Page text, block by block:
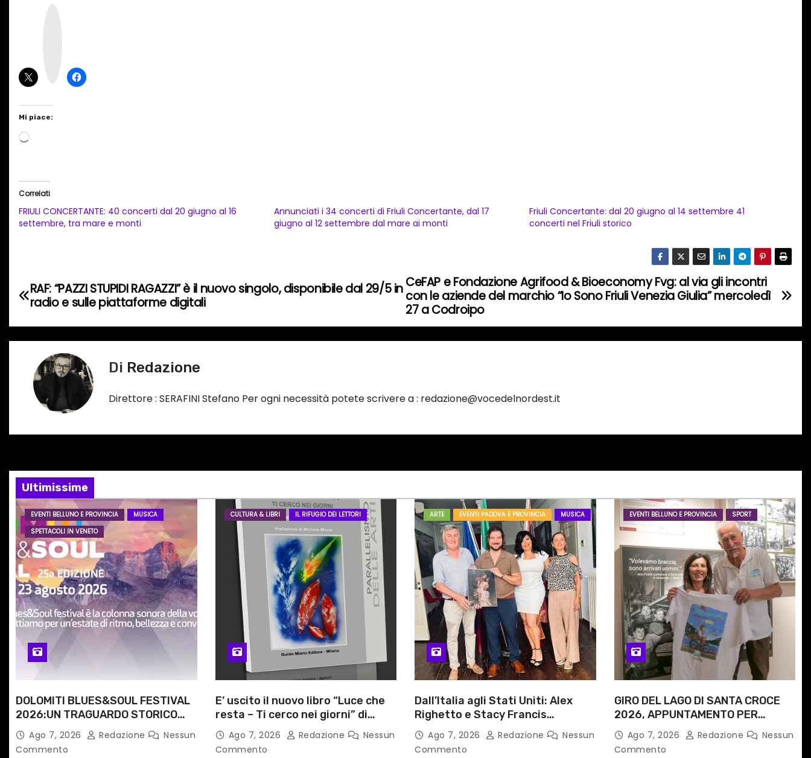
Mi piace:
C
a
t
o
n
o
Correlati
FRIULI CONCERTANTE: 40 concerti dal 20 giugno al 16
settembre, tra mare e monti
Annunciati i 34 concerti di Friuli Concertante, dal 17
giugno al 12 settembre dal mare ai monti
Friuli Concertante: dal 20 giugno al 14 settembre 41
concerti nel Friuli storico
N
v
z
i
o
n
e
a
r
t
i
c
o
l
i
CeFAP e Fondazione Agrifood & Bioeconomy Fvg: al via gli incontri
con le aziende del marchio “Io Sono Friuli Venezia Giulia” mercoledì
27 a Codroipo
RAF: “PAZZI STUPIDI RAGAZZI” è il nuovo singolo, disponibile dal 29/5 in
radio e sulle piattaforme digitali
Di Redazione
Direttore : SERAFINI Stefano Per ogni necessità potete scrivere a : redazione@vocedelnordest.it
Ultimissime
EVENTI BELLUNO E PROVINCIA
MUSICA
SPETTACOLI IN VENETO
DOLOMITI BLUES&SOUL FESTIVAL
2026:UN TRAGUARDO STORICO
PER LA 25ª EDIZIONE TRA LE CIME
PATRIMONIO UNESCO
Ago 7, 2026 Redazione
Nessun
Commento
CULTURA & LIBRI IL RIFUGIO DEI LETTORI
E’ uscito il nuovo libro “Luce che
resta – Ti cerco nei giorni” di
Angela Ragozzino, medico
primario di Capua
Ago 7, 2026 Redazione
Nessun
Commento
ARTE EVENTI PADOVA E PROVINCIA MUSICA
Dall’Italia agli Stati Uniti: Alex
Righetto e Stacy Francis
uniscono arte, musica e
tecnologia in un nuovo progetto
Ago 7, 2026 Redazione
Nessun
Commento
EVENTI BELLUNO E PROVINCIA SPORT
GIRO DEL LAGO DI SANTA CROCE
2026, APPUNTAMENTO PER
DOMENICA 16 AGOSTO
Ago 7, 2026 Redazione
Nessun
Commento